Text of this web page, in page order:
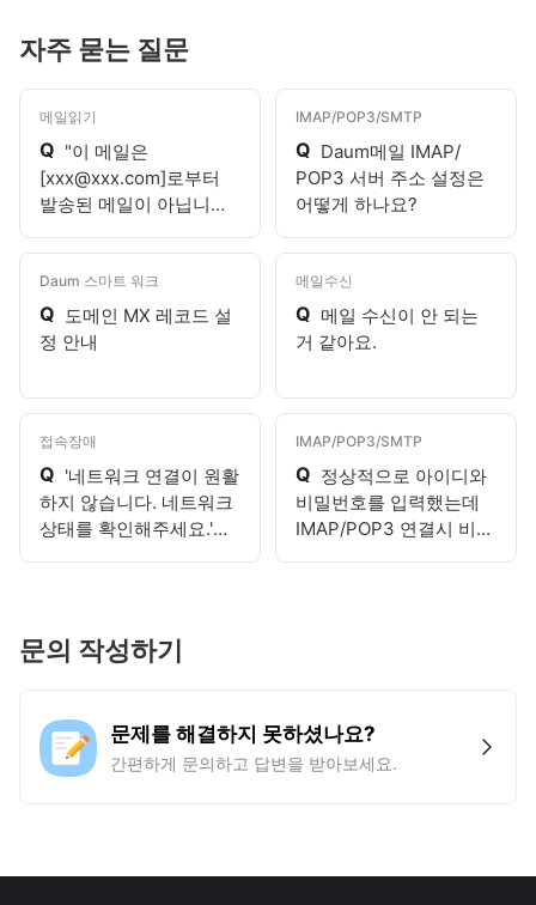
자주 묻는 질문
메일읽기
Q "이 메일은
[xxx@xxx.com]로부터
발송된 메일이 아닙니다.
으니 유의해주세요."라고
표시되어요.
IMAP/POP3/SMTP
Q Daum메일 IMAP/
POP3 서버 주소 설정은
어떻게 하나요?
Daum 스마트 워크
Q 도메인 MX 레코드 설
정 안내
메일수신
Q 메일 수신이 안 되는
거 같아요.
접속장애
Q '네트워크 연결이 원활
하지 않습니다. 네트워크
상태를 확인해주세요.'라
IMAP/POP3/SMTP
Q 정상적으로 아이디와
비밀번호를 입력했는데
IMAP/POP3 연결시 비밀
문의 작성하기
문제를 해결하지 못하셨나요?
간편하게 문의하고 답변을 받아보세요.